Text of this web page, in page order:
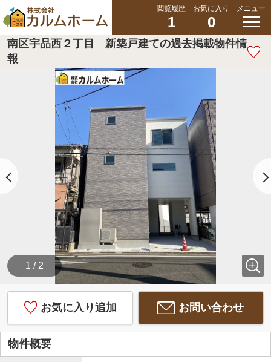
閲覧履歴
1
お気に入り
0
メニュー
南区宇品西２丁目 新築戸建ての過去掲載物件情
報
1 / 2
お気に入り追加 お問い合わせ
物件概要